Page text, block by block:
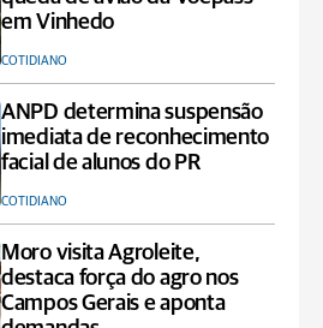
em Vinhedo
COTIDIANO
ANPD determina suspensão
imediata de reconhecimento
facial de alunos do PR
COTIDIANO
Moro visita Agroleite,
destaca força do agro nos
Campos Gerais e aponta